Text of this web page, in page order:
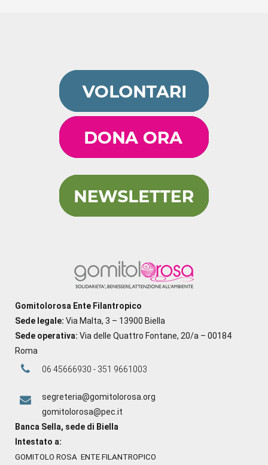
Gomitolorosa Ente Filantropico
Sede legale: Via Malta, 3 – 13900 Biella
Sede operativa: Via delle Quattro Fontane, 20/a – 00184
Roma
06 45666930 - 351 9661003
segreteria@gomitolorosa.org
gomitolorosa@pec.it
Banca Sella, sede di Biella
Intestato a:
GOMITOLO ROSA ENTE FILANTROPICO